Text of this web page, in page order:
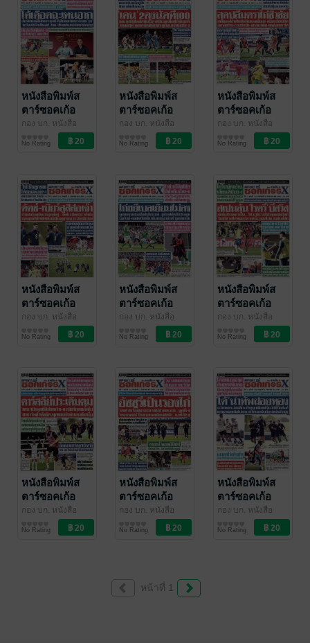
หนังสือพิมพ์ส
ตาร์ซอคเก้อ
ร์Xรายวัน วัน
เสาร์ที่ 14
กันยายน
กอง บก. หนังสือ
พิมพ์สตาร์ซอคเก้อ
ร์Xรายวัน
/ อาลาดิน
สตาร์ซอคเก้อร์Xราย
วัน
No Rating
หนังสือพิมพ์ส
ตาร์ซอคเก้อ
ร์Xรายวัน วัน
ศุกร์ที่ 13
กันยายน
กอง บก. หนังสือ
พิมพ์สตาร์ซอคเก้อ
ร์Xรายวัน
/ อาลาดิน
สตาร์ซอคเก้อร์Xราย
วัน
No Rating
หนังสือพิมพ์ส
ตาร์ซอคเก้อ
ร์Xรายวัน วัน
พฤหัสบดีที่ 12
กันยายน
กอง บก. หนังสือ
พิมพ์สตาร์ซอคเก้อ
ร์Xรายวัน
/ อาลาดิน
สตาร์ซอคเก้อร์Xราย
วัน
No Rating
หนังสือพิมพ์ส
ตาร์ซอคเก้อ
ร์Xรายวัน วันพุธ
ที่ 11 กันยายน
พ.ศ.2567
กอง บก. หนังสือ
พิมพ์สตาร์ซอคเก้อ
ร์Xรายวัน
/ อาลาดิน
สตาร์ซอคเก้อร์Xราย
วัน
No Rating
หนังสือพิมพ์ส
ตาร์ซอคเก้อ
ร์Xรายวัน วัน
อังคารที่ 10
กันยายน
กอง บก. หนังสือ
พิมพ์สตาร์ซอคเก้อ
ร์Xรายวัน
/ อาลาดิน
สตาร์ซอคเก้อร์Xราย
วัน
No Rating
หนังสือพิมพ์ส
ตาร์ซอคเก้อ
ร์Xรายวัน วัน
จันทร์ที่ 9
กันยายน
กอง บก. หนังสือ
พิมพ์สตาร์ซอคเก้อ
ร์Xรายวัน
/ อาลาดิน
สตาร์ซอคเก้อร์Xราย
วัน
No Rating
หนังสือพิมพ์ส
ตาร์ซอคเก้อ
ร์Xรายวัน วัน
อาทิตย์ที่ 8
กันยายน
กอง บก. หนังสือ
พิมพ์สตาร์ซอคเก้อ
ร์Xรายวัน
/ อาลาดิน
สตาร์ซอคเก้อร์Xราย
วัน
No Rating
หนังสือพิมพ์ส
ตาร์ซอคเก้อ
ร์Xรายวัน วัน
กันยายน
กอง บก. หนังสือ
พิมพ์สตาร์ซอคเก้อ
ร์Xรายวัน
/ อาลาดิน
สตาร์ซอคเก้อร์Xราย
วัน
No Rating
หนังสือพิมพ์ส
ตาร์ซอคเก้อ
ร์Xรายวัน วัน
กันยายน
กอง บก. หนังสือ
พิมพ์สตาร์ซอคเก้อ
ร์Xรายวัน
/ อาลาดิน
สตาร์ซอคเก้อร์Xราย
วัน
No Rating
หน้าที่ 1